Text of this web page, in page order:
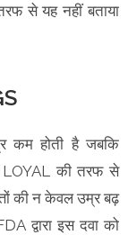
से यह नहीं बताया
कम होती है जबकि
की तरफ से
की न केवल उम्र बढ़
द्वारा इस दवा को